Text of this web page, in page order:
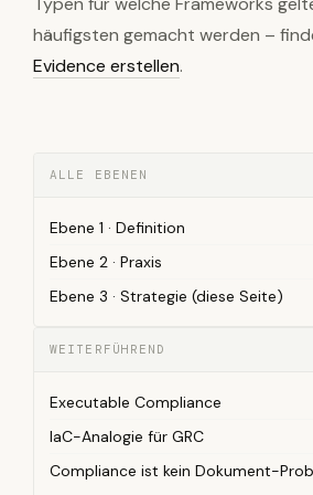
häufigsten gemacht werden –
Evidence erstellen.
ALLE EBENEN
Ebene 1 · Definition
Ebene 2 · Praxis
Ebene 3 · Strategie (diese Seite)
WEITERFÜHREND
Executable Compliance
IaC-Analogie für GRC
Compliance ist kein Dokument-